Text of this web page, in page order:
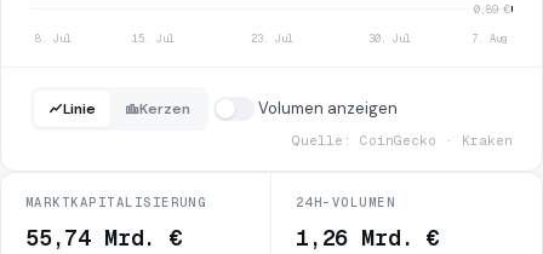
0,89 €
8. Jul 15. Jul 23. Jul 30. Jul 7. Aug
Linie Kerzen Volumen anzeigen
Quelle: CoinGecko · Kraken
MARKTKAPITALISIERUNG
55,74 Mrd. €
24H-VOLUMEN
1,26 Mrd. €